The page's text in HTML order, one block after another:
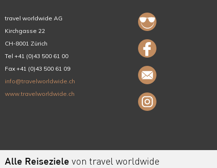
travel worldwide AG
Kirchgasse 22
CH-8001 Zürich
Tel +41 (0)43 500 61 00
Fax +41 (0)43 500 61 09
info@travelworldwide.ch
www.travelworldwide.ch
Alle Reiseziele von travel worldwide